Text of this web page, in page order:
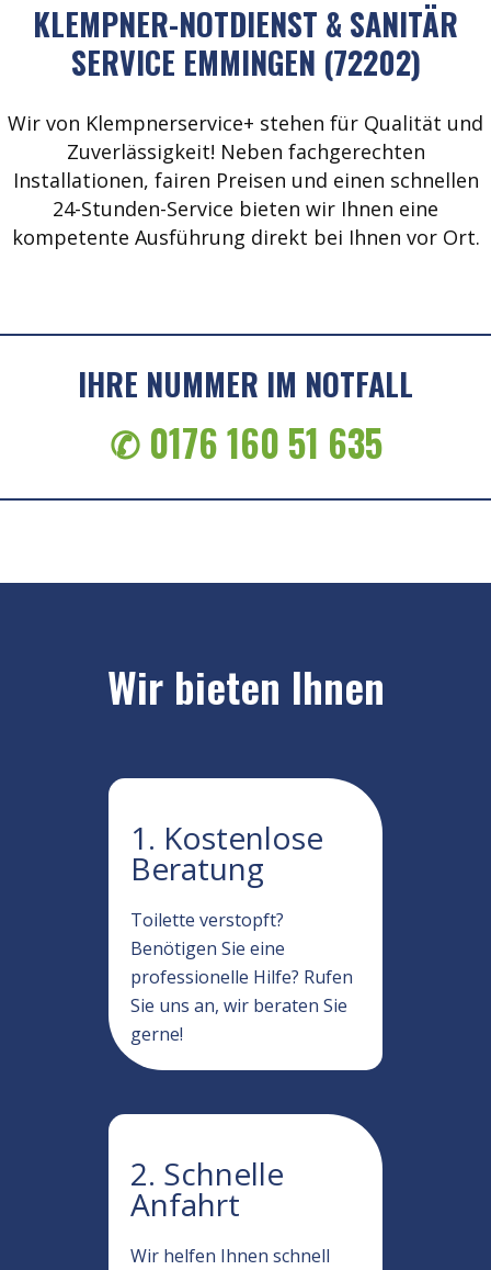
KLEMPNER-NOTDIENST & SANITÄR
SERVICE EMMINGEN (72202)
Wir von Klempnerservice+ stehen für Qualität und
Zuverlässigkeit! Neben fachgerechten
Installationen, fairen Preisen und einen schnellen
24-Stunden-Service bieten wir Ihnen eine
kompetente Ausführung direkt bei Ihnen vor Ort.
IHRE NUMMER IM NOTFALL
✆ 0176 160 51 635
Wir bieten Ihnen
1. Kostenlose
Beratung
Toilette verstopft?
Benötigen Sie eine
professionelle Hilfe? Rufen
Sie uns an, wir beraten Sie
gerne!
2. Schnelle
Anfahrt
Wir helfen Ihnen schnell